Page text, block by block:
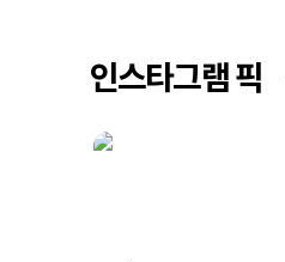
인스타그램 픽